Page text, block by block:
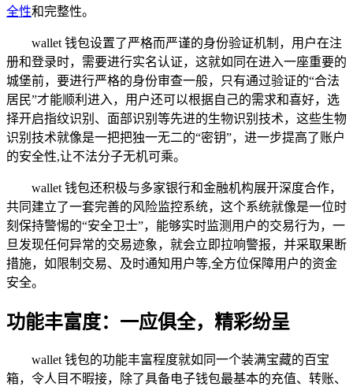
全性和完整性。
wallet 钱包设置了严格而严谨的身份验证机制，用户在注
册和登录时，需要进行实名认证，这就如同在进入一座重要的
城堡前，要进行严格的身份审查一般，只有通过验证的“合法
居民”才能顺利进入，用户还可以根据自己的需求和喜好，选
择开启指纹识别、面部识别等先进的生物识别技术，这些生物
识别技术就像是一把把独一无二的“密钥”，进一步提高了账户
的安全性,让不法分子无机可乘。
wallet 钱包还积极与多家银行和金融机构展开深度合作，
共同建立了一套完善的风险监控系统，这个系统就像是一位时
刻保持警惕的“安全卫士”，能够实时监测用户的交易行为，一
旦发现任何异常的交易迹象，就会立即拉响警报，并采取果断
措施，如限制交易、及时通知用户等,全方位保障用户的资金
安全。
功能丰富度：一应俱全，精彩纷呈
wallet 钱包的功能丰富程度就如同一个装满宝藏的百宝
箱，令人目不暇接，除了具备电子钱包最基本的充值、转账、